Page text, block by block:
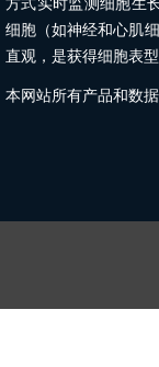
细胞（如神经和心肌
直观，是获得细胞表
本网站所有产品和数